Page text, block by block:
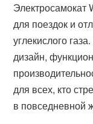
Электросамокат
для поездок и
углекислого
дизайн,
для всех, кто
в повседневной